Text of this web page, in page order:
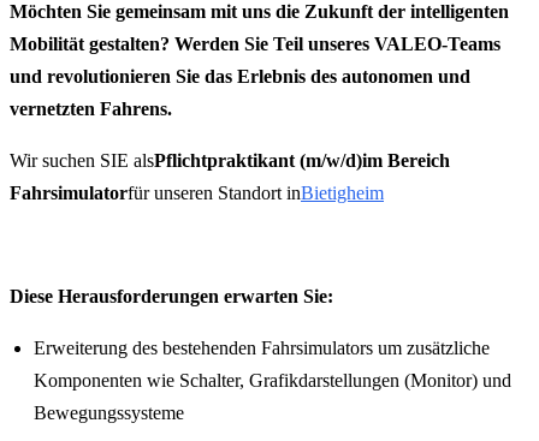
Möchten Sie gemeinsam mit uns die Zukunft der intelligenten
Mobilität gestalten? Werden Sie Teil unseres VALEO-Teams
und revolutionieren Sie das Erlebnis des autonomen und
vernetzten Fahrens.
Wir suchen SIE alsPflichtpraktikant (m/w/d)im Bereich
Fahrsimulatorfür unseren Standort inBietigheim
Diese Herausforderungen erwarten Sie:
Erweiterung des bestehenden Fahrsimulators um zusätzliche
Komponenten wie Schalter, Grafikdarstellungen (Monitor) und
Bewegungssysteme